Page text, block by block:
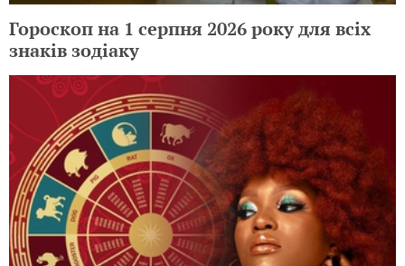
Гороскоп на 1 серпня 2026 року для всіх
знаків зодіаку